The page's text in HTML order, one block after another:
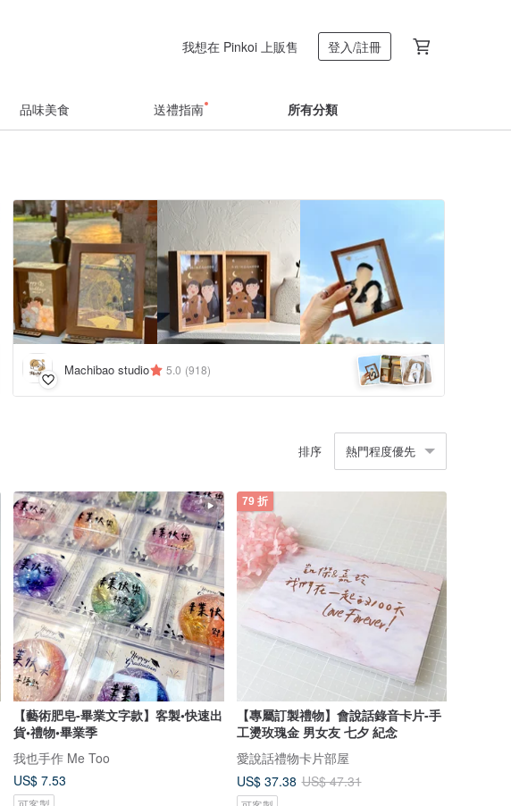
我想在 Pinkoi 上販售 登入/註冊
品味美食 送禮指南 所有分類
Machibao studio 5.0 (918)
排序 熱門程度優先
【藝術肥皂-畢業文字款】客製•快速出
貨•禮物•畢業季
我也手作 Me Too
US$ 7.53
79 折
【專屬訂製禮物】會說話錄音卡片-手
工燙玫瑰金 男女友 七夕 紀念
愛說話禮物卡片部屋
US$ 37.38 US$ 47.31